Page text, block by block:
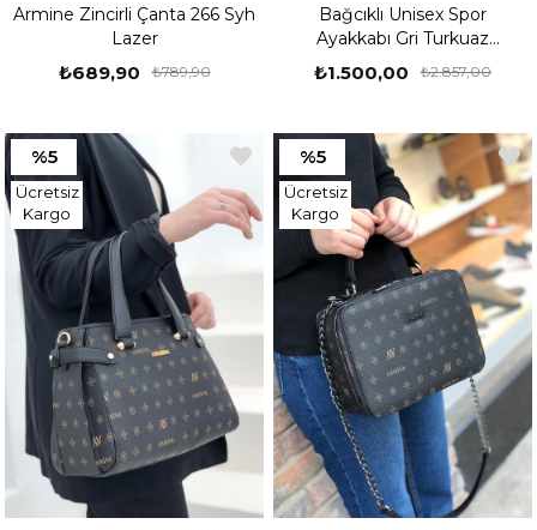
Armine Zincirli Çanta 266 Syh
Lazer
₺689,90 ₺789,90
Bağcıklı Unisex Spor
Ayakkabı Gri Turkuaz
HAMMER JACK PERU
₺1.500,00 ₺2.857,00
%5
Ücretsiz
Kargo
%5
Ücretsiz
Kargo